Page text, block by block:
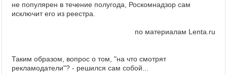
не популярен в течение полугода, Роскомнадзор сам
исключит его из реестра.
по материалам Lenta.ru
Таким образом, вопрос о том, "на что смотрят
рекламодатели"? - решился сам собой...